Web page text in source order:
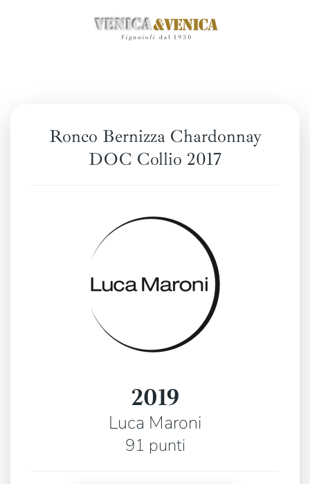
Ronco Bernizza Chardonnay
DOC Collio 2017
2019
Luca Maroni
91 punti